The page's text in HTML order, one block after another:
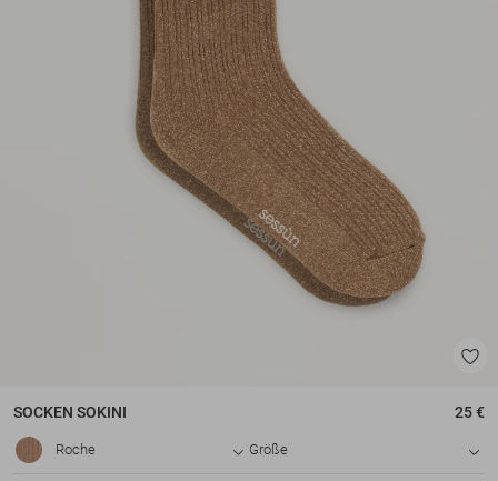
SOCKEN SOKINI 25 €
Roche Größe